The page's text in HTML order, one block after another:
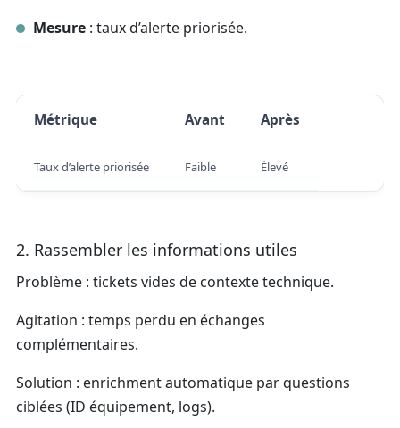
Mesure : taux d’alerte priorisée.
Métrique Avant Après
Taux d’alerte priorisée Faible Élevé
2. Rassembler les informations utiles
Problème : tickets vides de contexte technique.
Agitation : temps perdu en échanges
complémentaires.
Solution : enrichment automatique par questions
ciblées (ID équipement, logs).